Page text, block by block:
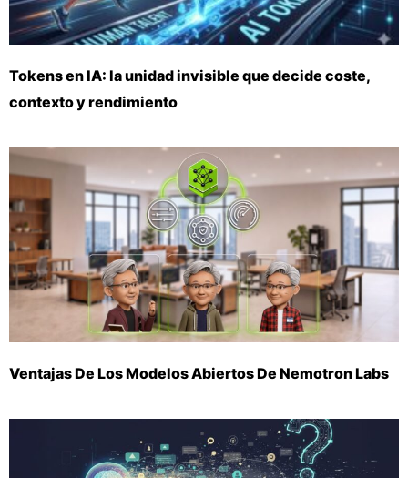
Tokens en IA: la unidad invisible que decide coste,
contexto y rendimiento
Ventajas De Los Modelos Abiertos De Nemotron Labs